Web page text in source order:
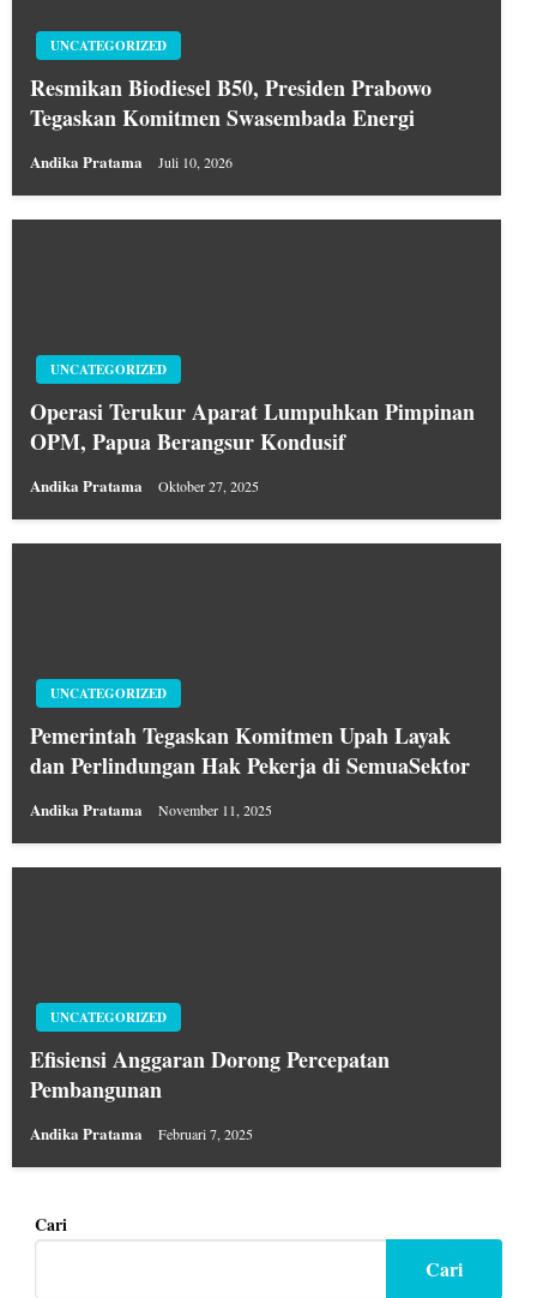
UNCATEGORIZED
Resmikan Biodiesel B50, Presiden Prabowo
Tegaskan Komitmen Swasembada Energi
Andika Pratama Juli 10, 2026
UNCATEGORIZED
Operasi Terukur Aparat Lumpuhkan Pimpinan
OPM, Papua Berangsur Kondusif
Andika Pratama Oktober 27, 2025
UNCATEGORIZED
Pemerintah Tegaskan Komitmen Upah Layak
dan Perlindungan Hak Pekerja di SemuaSektor
Andika Pratama November 11, 2025
UNCATEGORIZED
Efisiensi Anggaran Dorong Percepatan
Pembangunan
Andika Pratama Februari 7, 2025
Cari
Cari